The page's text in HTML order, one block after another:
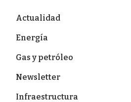
Actualidad
Energía
Gas y petróleo
Newsletter
Infraestructura